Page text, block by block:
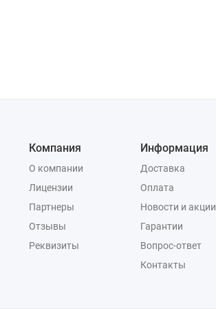
Компания
О компании
Лицензии
Партнеры
Отзывы
Реквизиты
Информация
Доставка
Оплата
Новости и акции
Гарантии
Вопрос-ответ
Контакты